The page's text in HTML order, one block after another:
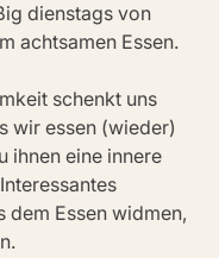
dienstags von
achtsamen Essen.
schenkt uns
wir essen (wieder)
ihnen eine innere
dem Essen widmen,